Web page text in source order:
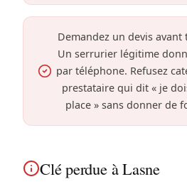
Demandez un devis
Un serrurier légitime
par téléphone. Refusez
prestataire qui dit « je
place » sans donner de
Clé perdue à Lasne